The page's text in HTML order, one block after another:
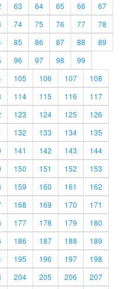
63 64 65 66
67
74 75 76 77
78
85 86 87 88
89
96 97 98
99
105 106 107
108
114 115 116
117
123 124 125
126
132 133 134
135
141 142 143
144
150 151 152
153
159 160 161
162
168 169 170
171
177 178 179
180
186 187 188
189
195 196 197
198
204 205 206
207